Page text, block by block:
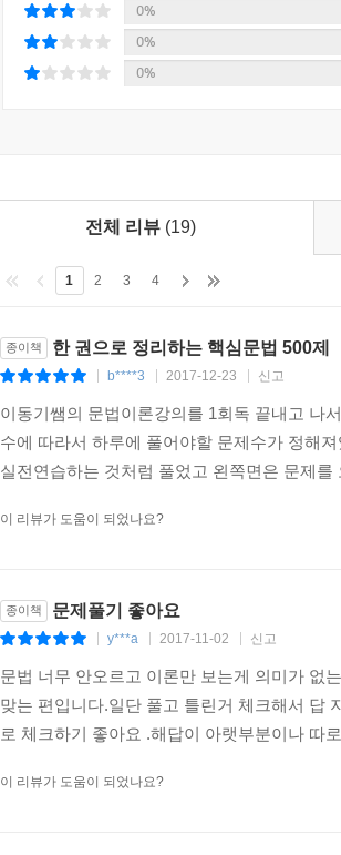
0%
0%
0%
전체 리뷰 (19)
1 2 3 4
종이책 한 권으로 정리하는 핵심문법 500제
b****3 2017-12-23 신고
이동기쌤의 문법이론강의를 1회독 끝내고 나
수에 따라서 하루에 풀어야할 문제수가 정해
실전연습하는 것처럼 풀었고 왼쪽면은 문제
이 리뷰가 도움이 되었나요?
종이책 문제풀기 좋아요
y***a 2017-11-02 신고
문법 너무 안오르고 이론만 보는게 의미가 없
맞는 편입니다.일단 풀고 틀린거 체크해서 답
로 체크하기 좋아요 .해답이 아랫부분이나 따
이 리뷰가 도움이 되었나요?